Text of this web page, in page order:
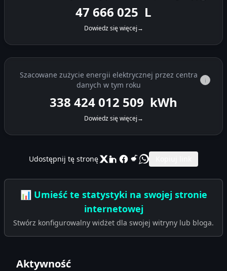
47 666 720 L
Dowiedz się więcej→
Szacowane zużycie energii elektrycznej przez centra
danych w tym roku
i
338 424 025 490 kWh
Dowiedz się więcej→
Udostępnij tę stronę
📊 Umieść te statystyki na swojej stronie
internetowej
Stwórz konfigurowalny widżet dla swojej witryny lub bloga.
Aktywność